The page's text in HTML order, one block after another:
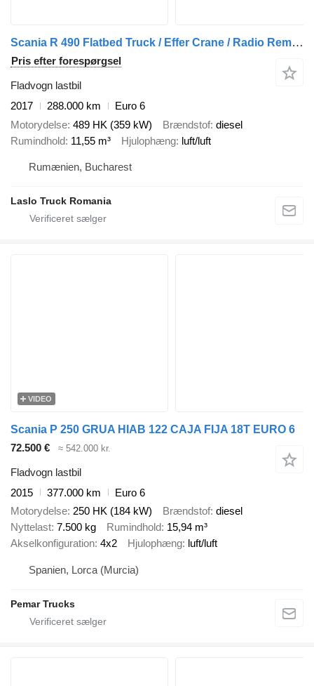
Scania R 490 Flatbed Truck / Effer Crane / Radio Remote Control / Lift
Pris efter forespørgsel
Fladvogn lastbil
2017
288.000 km
Euro 6
Motorydelse 489 HK (359 kW) Brændstof diesel
Rumindhold 11,55 m³ Hjulophæng luft/luft
Rumænien, Bucharest
Laslo Truck Romania
VIDEO
Scania P 250 GRUA HIAB 122 CAJA FIJA 18T EURO 6
72.500 €
≈ 542.000 kr.
Fladvogn lastbil
2015
377.000 km
Euro 6
Motorydelse 250 HK (184 kW) Brændstof diesel
Nyttelast 7.500 kg Rumindhold 15,94 m³
Akselkonfiguration 4x2 Hjulophæng luft/luft
Spanien, Lorca (Murcia)
Pemar Trucks